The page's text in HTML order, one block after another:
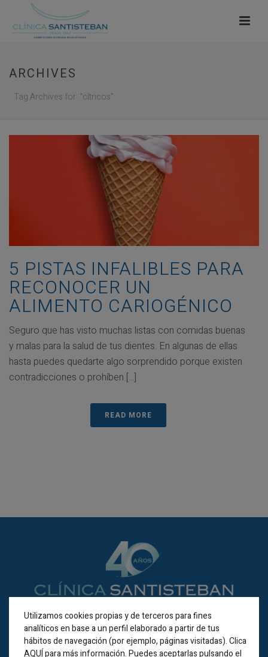
ARCHIVES
Tag Archives for: "cítricos"
5 PISTAS INFALIBLES PARA
RECONOCER UN
ALIMENTO CARIOGÉNICO
Seguro que has visto muchas listas con comidas buenas
y malas para la salud de tus dientes. En algunas de ellas
hasta puedes quedarte algo sorprendido porque existen
contradicciones o prohíben [...]
READ MORE
BILBAO
Utilizamos cookies propias y de terceros para fines
analíticos en base a un perfil elaborado a partir de tus
hábitos de navegación (por ejemplo, páginas visitadas). Clica
AQUÍpara más información. Puedes aceptarlas pulsando el